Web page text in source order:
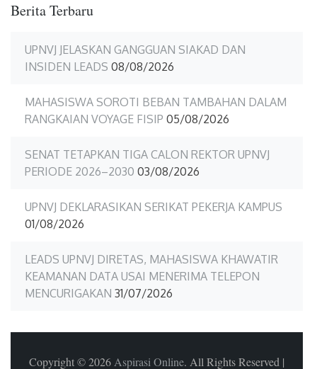
Berita Terbaru
UPNVJ JELASKAN GANGGUAN SIAKAD DAN
INSIDEN LEADS 08/08/2026
MAHASISWA SOROTI BEBAN TAMBAHAN DALAM
RANGKAIAN VOYAGE FISIP 05/08/2026
SENAT TETAPKAN TIGA CALON REKTOR UPNVJ
PERIODE 2026–2030 03/08/2026
UPNVJ DEKLARASIKAN SERIKAT PEKERJA KAMPUS
01/08/2026
LEADS UPNVJ DIRETAS, MAHASISWA KHAWATIR
KEAMANAN DATA USAI MENERIMA TELEPON
MENCURIGAKAN 31/07/2026
Copyright © 2026 Aspirasi Online. All Rights Reserved |